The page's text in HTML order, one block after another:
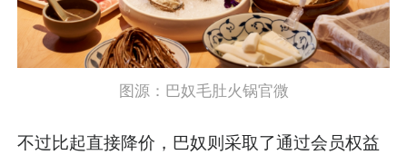
图源：巴奴毛肚火锅官微
不过比起直接降价，巴奴则采取了通过会员权益